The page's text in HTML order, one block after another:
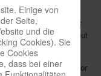
6/19 had invited all
6
for the game. Out
the most
, a resident of
unmentioned for
Einige von
Seite,
und die
Cookies). Sie
Cookies
dass bei einer